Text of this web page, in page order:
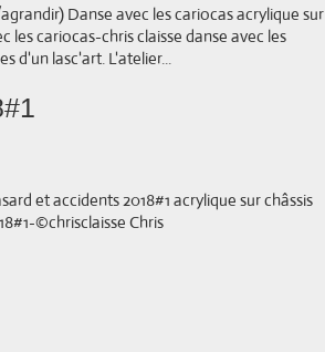
Danse avec les cariocas acrylique sur
les cariocas-chris claisse danse avec les
d'un lasc'art. L'atelier...
et accidents 2018#1 acrylique sur châssis
©chrisclaisse Chris